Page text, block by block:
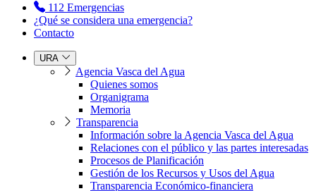
112 Emergencias
¿Qué se considera una emergencia?
Contacto
URA
Agencia Vasca del Agua
Quienes somos
Organigrama
Memoria
Transparencia
Información sobre la Agencia Vasca del Agua
Relaciones con el público y las partes interesadas
Procesos de Planificación
Gestión de los Recursos y Usos del Agua
Transparencia Económico-financiera